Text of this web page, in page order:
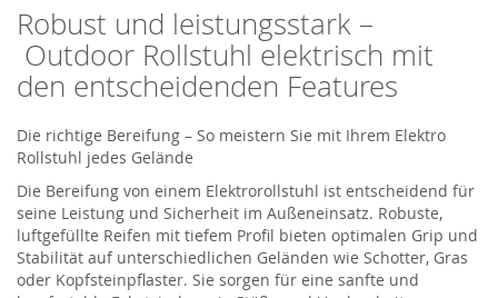
Robust und leistungsstark –
Outdoor Rollstuhl elektrisch mit
den entscheidenden Features
Die richtige Bereifung – So meistern Sie mit Ihrem Elektro
Rollstuhl jedes Gelände
Die Bereifung von einem Elektrorollstuhl ist entscheidend für
seine Leistung und Sicherheit im Außeneinsatz. Robuste,
luftgefüllte Reifen mit tiefem Profil bieten optimalen Grip und
Stabilität auf unterschiedlichen Geländen wie Schotter, Gras
oder Kopfsteinpflaster. Sie sorgen für eine sanfte und